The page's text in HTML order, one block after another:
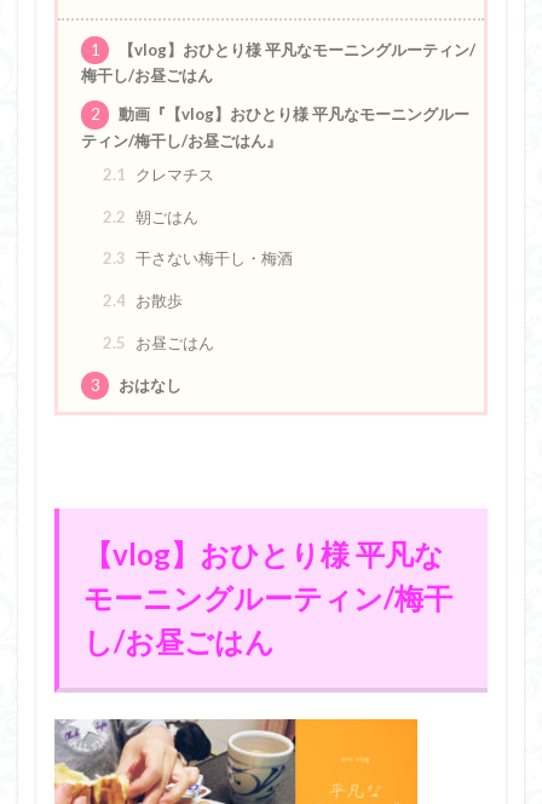
1
【vlog】おひとり様 平凡なモーニングルーティン/
梅干し/お昼ごはん
2
動画『【vlog】おひとり様 平凡なモーニングルー
ティン/梅干し/お昼ごはん』
2.1
クレマチス
2.2 朝ごはん
2.3 干さない梅干し・梅酒
2.4 お散歩
2.5 お昼ごはん
3 おはなし
【vlog】おひとり様 平凡な
モーニングルーティン/梅干
し/お昼ごはん